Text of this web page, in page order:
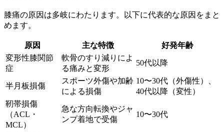
膝痛の原因は多岐にわたります。以下に代表的な原因をまと
めます。
原因 主な特徴
好発年齢
変形性膝関節
症
軟骨のすり減りによ
る痛みと変形
50代以降
半月板損傷
スポーツ外傷や加齢
による損傷
10〜30代（外傷性）、
40代以降（変性）
靭帯損傷
（ACL・
MCL）
急な方向転換やジャ
ンプ着地で受傷
10〜30代